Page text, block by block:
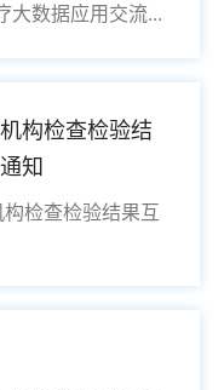
大数据应用交流...
构检查检验结
知
检查检验结果互